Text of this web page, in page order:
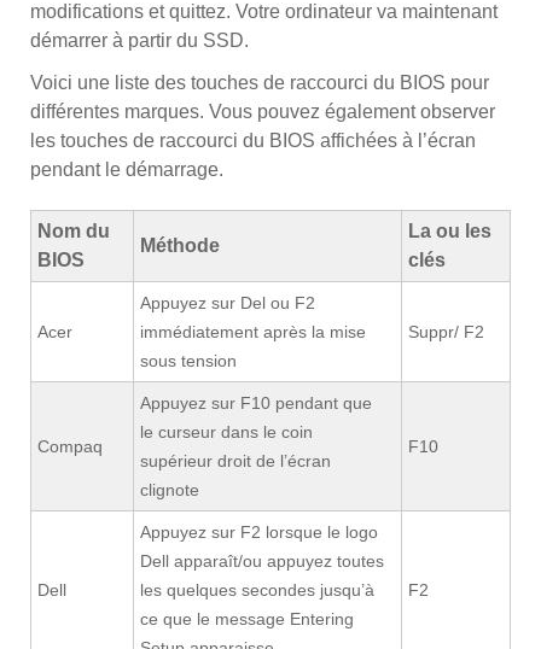
modifications et quittez. Votre ordinateur va maintenant
démarrer à partir du SSD.
Voici une liste des touches de raccourci du BIOS pour
différentes marques. Vous pouvez également observer
les touches de raccourci du BIOS affichées à l’écran
pendant le démarrage.
Nom du
BIOS
Méthode
La ou les
clés
Acer
Appuyez sur Del ou F2
immédiatement après la mise
sous tension
Suppr/ F2
Compaq
Appuyez sur F10 pendant que
le curseur dans le coin
supérieur droit de l’écran
clignote
F10
Dell
Appuyez sur F2 lorsque le logo
Dell apparaît/ou appuyez toutes
les quelques secondes jusqu’à
ce que le message Entering
F2